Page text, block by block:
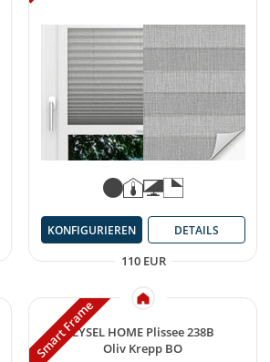
110 EUR
KONFIGURIEREN DETAILS
LYSEL HOME Plissee 238B
Oliv Krepp BO
Smart Frame